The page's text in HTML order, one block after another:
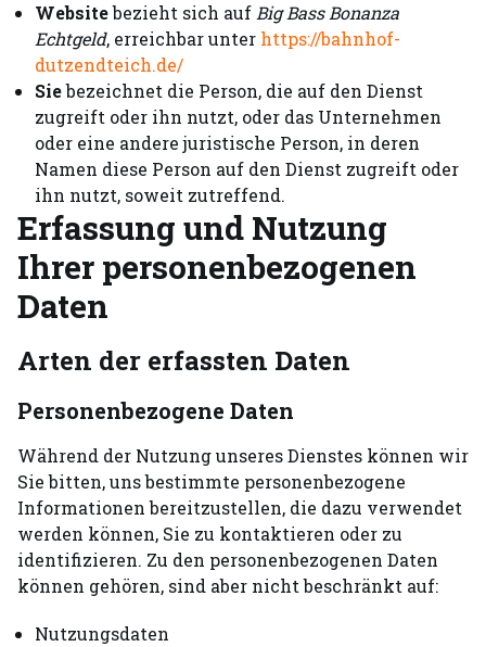
Websitebezieht sich auf Big Bass Bonanza
Echtgeld, erreichbar unter https://bahnhof-
dutzendteich.de/
Siebezeichnet die Person, die auf den Dienst
zugreift oder ihn nutzt, oder das Unternehmen
oder eine andere juristische Person, in deren
Namen diese Person auf den Dienst zugreift oder
ihn nutzt, soweit zutreffend.
Erfassung und Nutzung
Ihrer personenbezogenen
Daten
Arten der erfassten Daten
Personenbezogene Daten
Während der Nutzung unseres Dienstes können wir
Sie bitten, uns bestimmte personenbezogene
Informationen bereitzustellen, die dazu verwendet
werden können, Sie zu kontaktieren oder zu
identifizieren. Zu den personenbezogenen Daten
können gehören, sind aber nicht beschränkt auf:
Nutzungsdaten